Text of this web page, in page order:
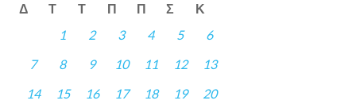
Δ Τ Τ Π Π Σ Κ
1 2 3 4 5
6
7
8 9 10 11 12
13
14
15 16 17 18 19
20